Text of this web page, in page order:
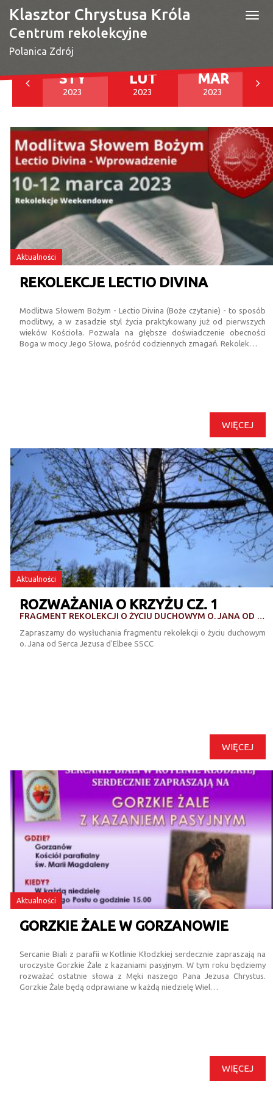
Klasztor Chrystusa Króla
Centrum rekolekcyjne
Polanica Zdrój
STY
2023
LUT
2023
MAR
2023
Aktualności
REKOLEKCJE LECTIO DIVINA
Modlitwa Słowem Bożym - Lectio Divina (Boże czytanie) - to sposób
modlitwy, a w zasadzie styl życia praktykowany już od pierwszych
wieków Kościoła. Pozwala na głębsze doświadczenie obecności
Boga w mocy Jego Słowa, pośród codziennych zmagań. Rekolek…
WIĘCEJ
Aktualności
ROZWAŻANIA O KRZYŻU CZ. 1
FRAGMENT REKOLEKCJI O ŻYCIU DUCHOWYM O. JANA OD SERCA JEZUSA D'ELBEE SSCC
Zapraszamy do wysłuchania fragmentu rekolekcji o życiu duchowym
o. Jana od Serca Jezusa d'Elbee SSCC
WIĘCEJ
Aktualności
GORZKIE ŻALE W GORZANOWIE
Sercanie Biali z parafii w Kotlinie Kłodzkiej serdecznie zapraszają na
uroczyste Gorzkie Żale z kazaniami pasyjnym. W tym roku będziemy
rozważać ostatnie słowa z Męki naszego Pana Jezusa Chrystus.
Gorzkie Żale będą odprawiane w każdą niedzielę Wiel…
WIĘCEJ